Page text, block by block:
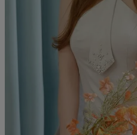
ランジェリー